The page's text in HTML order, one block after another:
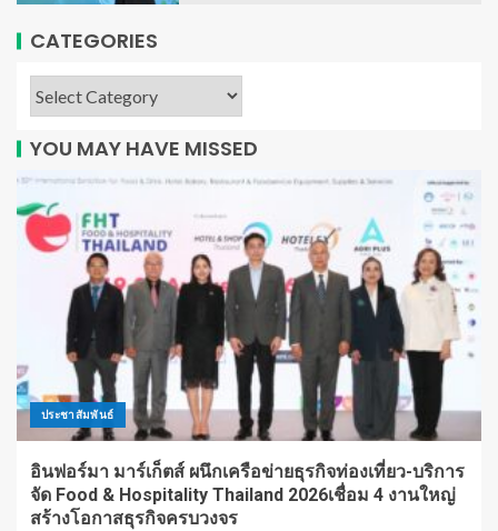
CATEGORIES
YOU MAY HAVE MISSED
ประชาสัมพันธ์
อินฟอร์มา มาร์เก็ตส์ ผนึกเครือข่ายธุรกิจท่องเที่ยว-บริการ
จัด Food & Hospitality Thailand 2026เชื่อม 4 งานใหญ่
สร้างโอกาสธุรกิจครบวงจร